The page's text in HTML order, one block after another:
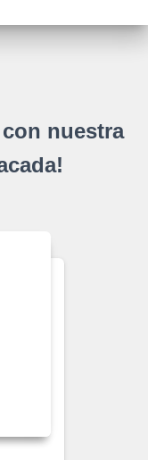
nuestra